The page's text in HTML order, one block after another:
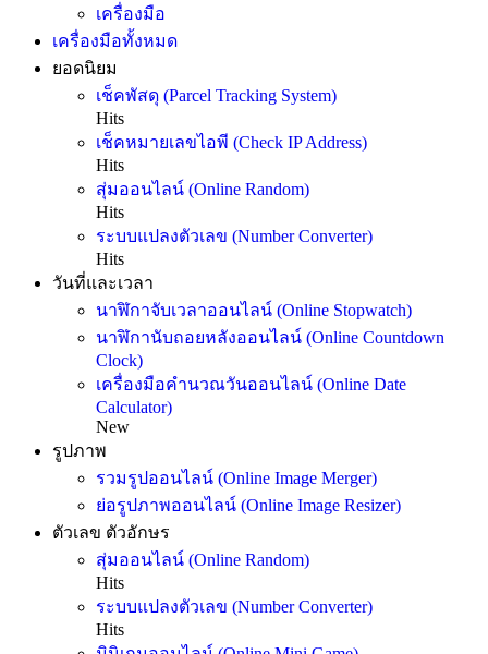
เครื่องมือ
เครื่องมือทั้งหมด
ยอดนิยม
เช็คพัสดุ (Parcel Tracking System)
Hits
เช็คหมายเลขไอพี (Check IP Address)
Hits
สุ่มออนไลน์ (Online Random)
Hits
ระบบแปลงตัวเลข (Number Converter)
Hits
วันที่และเวลา
นาฬิกาจับเวลาออนไลน์ (Online Stopwatch)
นาฬิกานับถอยหลังออนไลน์ (Online Countdown
Clock)
เครื่องมือคำนวณวันออนไลน์ (Online Date
Calculator)
New
รูปภาพ
รวมรูปออนไลน์ (Online Image Merger)
ย่อรูปภาพออนไลน์ (Online Image Resizer)
ตัวเลข ตัวอักษร
สุ่มออนไลน์ (Online Random)
Hits
ระบบแปลงตัวเลข (Number Converter)
Hits